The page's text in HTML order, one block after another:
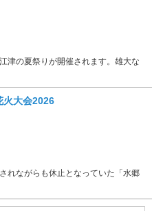
津の夏祭りが開催されます。雄大な
火大会2026
れながらも休止となっていた「水郷